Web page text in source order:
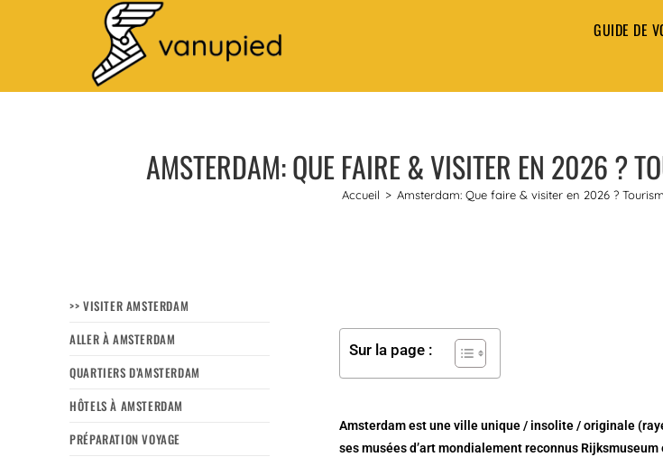
GUIDE DE
AMSTERDAM: QUE FAIRE & VISITER EN 2026 ?
Accueil > Amsterdam: Que faire & visiter en 2026 ?
Sur la page :
Amsterdam est une ville unique / insolite / originale
ses musées d’art mondialement reconnus
>> VISITER AMSTERDAM
ALLER À AMSTERDAM
QUARTIERS D’AMSTERDAM
HÔTELS À AMSTERDAM
PRÉPARATION VOYAGE